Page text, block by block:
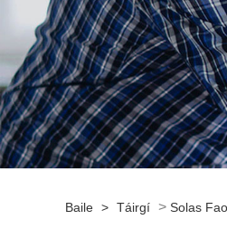
Baile > Táirgí > Solas